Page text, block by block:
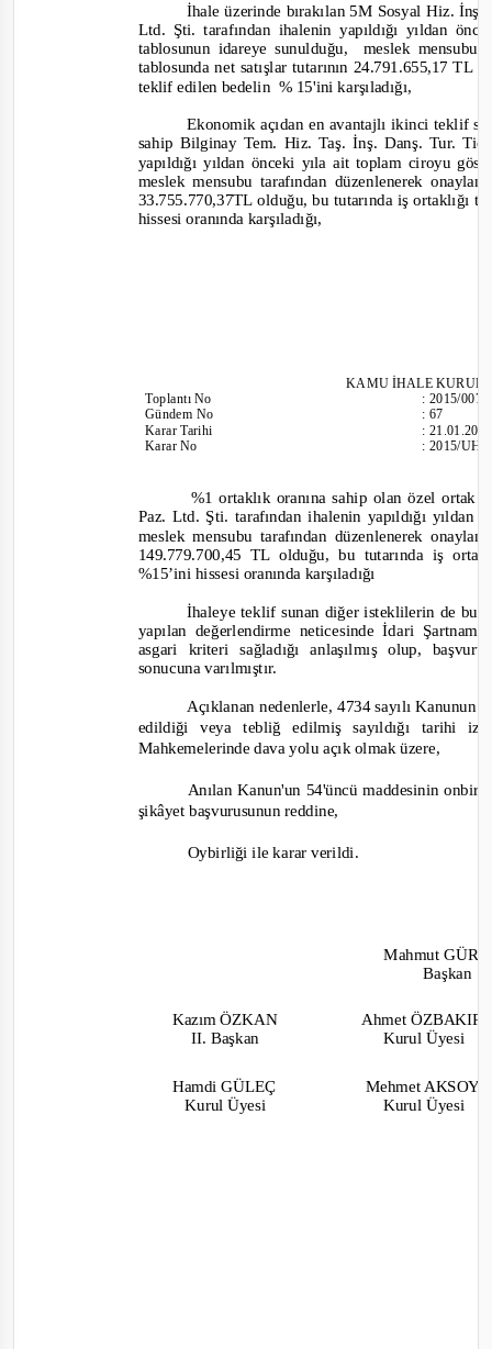
İhale üzerinde bırakılan 5M Sosyal Hiz.
Ltd. Şti. tarafından ihalenin yapıldığı yıldan
tablosunun idareye sunulduğu,
meslek mensubu
tablosunda net satışlar tutarının 24.791.655,17 TL
teklif edilen bedelin % 15'inikarşıladığı,
Ekonomik açıdan en avantajlı ikinci teklif
sahip Bilginay Tem. Hiz. Taş. İnş. Danş. Tur.
yapıldığı yıldan önceki yıla ait toplam ciroyu
meslek mensubu tarafından düzenlenerek
33.755.770,37TL olduğu, bu tutarında iş ortaklığı
hissesi oranında karşıladığı,
KAMU İHALE
ToplantıNo
Gündem No
Karar Tarihi
Karar No
:2015/007
:67
:
:2015/
%1 ortaklık oranına sahip olan özel ortak
Paz. Ltd. Şti. tarafından ihalenin yapıldığı
meslek mensubu tarafından düzenlenerek
149.779.700,45 TL olduğu, bu tutarında iş
%15’ini hissesi oranında karşıladığı
İhaleye teklif sunan diğer isteklilerin de bu
yapılan değerlendirme neticesinde İdari
asgari kriteri sağladığı anlaşılmış olup,
sonucuna varılmıştır.
Açıklanan nedenlerle, 4734 sayılı
edildiği veya tebliğ edilmiş sayıldığı tarihi
Mahkemelerinde dava yolu açık olmak üzere,
Anılan Kanun'un 54'üncü maddesinin
şikâyet başvurusunun reddine,
Oybirliğiile karar verildi.
Mahmut
Başkan
Kazım ÖZKAN
II. Başkan
Ahmet ÖZBAKIR
Kurul Üyesi
Hamdi GÜLEÇ
Kurul Üyesi
Mehmet AKSOY
Kurul Üyesi